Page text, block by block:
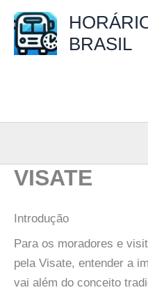
para
BRASIL
VISATE
Introdução
Para os moradores e
pela Visate, entender a
vai além do conceito